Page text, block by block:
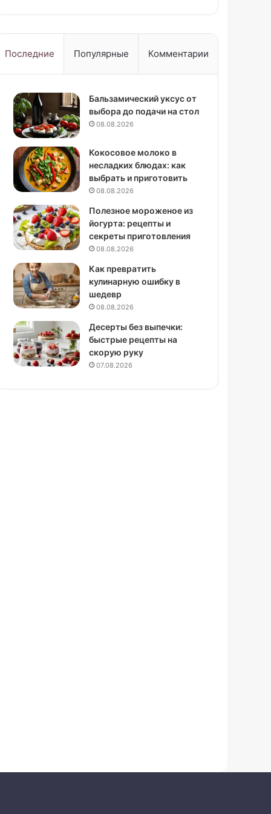
фото
Последние Популярные Комментарии
Бальзамический уксус от
выбора до подачи на стол
08.08.2026
Кокосовое молоко в
несладких блюдах: как
выбрать и приготовить
08.08.2026
Полезное мороженое из
йогурта: рецепты и
секреты приготовления
08.08.2026
Как превратить
кулинарную ошибку в
шедевр
08.08.2026
Десерты без выпечки:
быстрые рецепты на
скорую руку
07.08.2026